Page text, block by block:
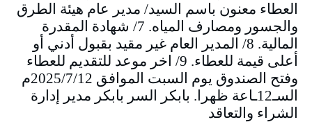
العطاء معنون باسم السيد/ مدير عام هيئة الطرق
والجسور ومصارف المياه. 7/ شهادة المقدرة
المالية. 8/ المدير العام غير مقيد بقبول أدني أو
أعلى قيمة للعطاء. 9/ اخر موعد للتقديم للعطاء
وفتح الصندوق يوم السبت الموافق 2025/7/12م
السـ12ـاعة ظهرا. بابكر السر بابكر مدير إدارة
الشراء والتعاقد